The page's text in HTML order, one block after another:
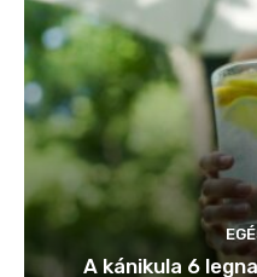
A kánikula 6